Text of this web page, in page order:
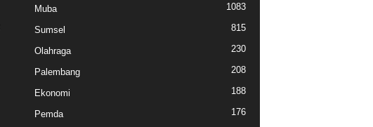
Muba 1083
Sumsel 815
Olahraga 230
Palembang 208
Ekonomi 188
Pemda 176